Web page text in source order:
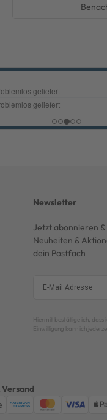
Newsletter
Jetzt abonnieren
Neuheiten &
dein Postfach
Hiermit bestätige ich, dass
Einwilligung kann ich
Versand